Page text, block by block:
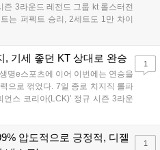
즌 3라운드 레전드 그룹 kt 롤스터전
는 퍼펙트 승리, 2세트도 1만 차이
서 말 그대로 압도적인 경기력을 선
, 기세 좋던 KT 상대로 완승
명e스포츠에 이어 이번에는 연승을
으로 꺾었다. 7일 종로 치지직 롤파
스 코리아(LCK)' 정규 시즌 3라운
지 e스포츠의 대결에서 젠지가 압
1
압도적으로 긍정적, 디젤
1